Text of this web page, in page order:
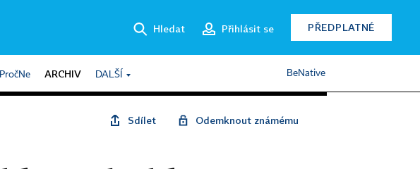
Hledat Přihlásit se PŘEDPLATNÉ
PročNe ARCHIV DALŠÍ BeNative
Sdílet Odemknout známému